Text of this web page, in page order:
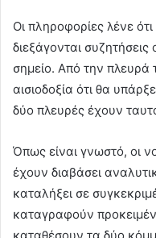
Οι πληροφορίες λένε
διεξάγονται
σημείο. Από την πλευρά
αισιοδοξία ότι θα
δύο πλευρές έχουν
Όπως είναι γνωστό, οι
έχουν διαβάσει
καταλήξει σε
καταγραφούν
καταθέσουν τα δύο